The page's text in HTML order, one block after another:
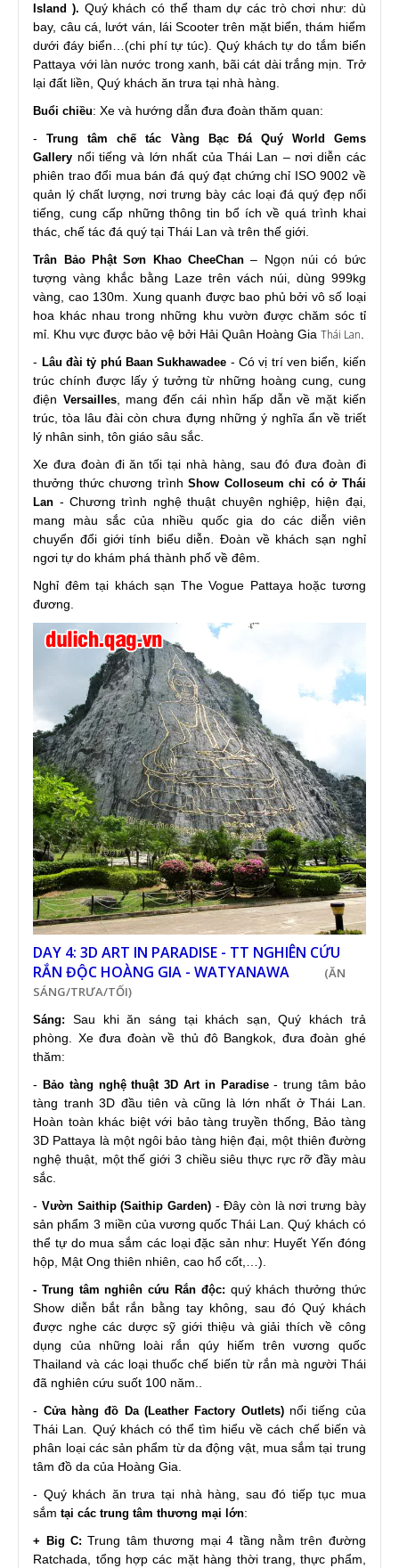
Island ). Quý khách có thể tham dự các trò chơi như: dù
bay, câu cá, lướt ván, lái Scooter trên mặt biển, thám hiểm
dưới đáy biển…(chi phí tự túc). Quý khách tự do tắm biển
Pattaya với làn nước trong xanh, bãi cát dài trắng mịn. Trở
lại đất liền, Quý khách ăn trưa tại nhà hàng.
Buổi chiều: Xe và hướng dẫn đưa đoàn thăm quan:
-Trung tâm chế tác Vàng Bạc Đá Quý World Gems
Gallery nổi tiếng và lớn nhất của Thái Lan – nơi diễn các
phiên trao đổi mua bán đá quý đạt chứng chỉ ISO 9002 về
quản lý chất lượng, nơi trưng bày các loại đá quý đẹp nổi
tiếng, cung cấp những thông tin bổ ích về quá trình khai
thác, chế tác đá quý tại Thái Lan và trên thế giới.
Trân Bảo Phật Sơn Khao CheeChan – Ngọn núi có bức
tượng vàng khắc bằng Laze trên vách núi, dùng 999kg
vàng, cao 130m. Xung quanh được bao phủ bởi vô số loại
hoa khác nhau trong những khu vườn được chăm sóc tỉ
mỉ. Khu vực được bảo vệ bởi Hải Quân Hoàng GiaThái Lan.
- Lâu đài tỷ phú Baan Sukhawadee - Có vị trí ven biển, kiến
trúc chính được lấy ý tưởng từ những hoàng cung, cung
điện Versailles, mang đến cái nhìn hấp dẫn về mặt kiến
trúc, tòa lâu đài còn chưa đựng những ý nghĩa ẩn về triết
lý nhân sinh, tôn giáo sâu sắc.
Xe đưa đoàn đi ăn tối tại nhà hàng, sau đó đưa đoàn đi
thưởng thức chương trìnhShow Colloseum chỉ có ở Thái
Lan - Chương trình nghệ thuật chuyên nghiệp, hiện đại,
mang màu sắc của nhiều quốc gia do các diễn viên
chuyển đổi giới tính biểu diễn.Đoàn về khách sạn nghỉ
ngơi tự do khám phá thành phố về đêm.
Nghỉ đêm tại khách sạn The Vogue Pattaya hoặc tương
đương.
DAY 4: 3D ART IN PARADISE - TT NGHIÊN CỨU
RẮN ĐỘC HOÀNG GIA - WATYANAWA (ĂN
SÁNG/TRƯA/TỐI)
Sáng:
Sau khi ăn sáng tại khách sạn, Quý khách trả
phòng. Xe đưa đoàn về thủ đô Bangkok, đưa đoàn ghé
thăm:
-Bảo tàng nghệ thuật 3D Art in Paradise- trung tâm bảo
tàng tranh 3D đầu tiên và cũng là lớn nhất ở Thái Lan.
Hoàn toàn khác biệt với bảo tàng truyền thống, Bảo tàng
3D Pattaya là một ngôi bảo tàng hiện đại, một thiên đường
nghệ thuật, một thế giới 3 chiều siêu thực rực rỡ đầy màu
sắc.
- Vườn Saithip (Saithip Garden)- Đây còn là nơi trưng bày
sản phẩm 3 miền của vương quốc Thái Lan. Quý khách có
thể tự do mua sắm các loại đặc sản như: Huyết Yến đóng
hộp, Mật Ong thiên nhiên, cao hổ cốt,…).
- Trung tâm nghiên cứu Rắn độc: quý khách thưởng thức
Show diễn bắt rắn bằng tay không, sau đó Quý khách
được nghe các dược sỹ giới thiệu và giải thích về công
dụng của những loài rắn qúy hiếm trên vương quốc
Thailand và các loại thuốc chế biến từ rắn mà người Thái
đã nghiên cứu suốt 100 năm..
- Cửa hàng đồ Da (Leather Factory Outlets) nổi tiếng của
Thái Lan. Quý khách có thể tìm hiểu về cách chế biến và
phân loại các sản phẩm từ da động vật, mua sắm tại trung
tâm đồ da của Hoàng Gia.
- Quý khách ăn trưa tại nhà hàng, sau đó tiếp tục mua
sắm tại các trung tâm thương mại lớn:
+ Big C: Trung tâm thương mại 4 tầng nằm trên đường
Ratchada, tổng hợp các mặt hàng thời trang, thực phẩm,